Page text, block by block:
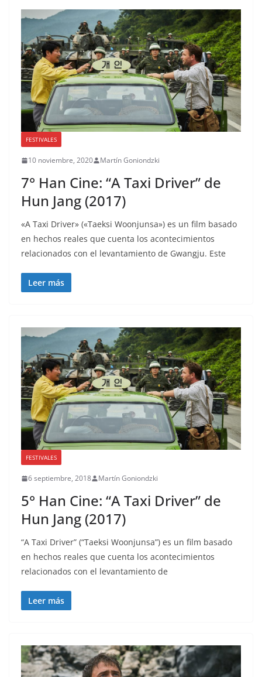
FESTIVALES
10 noviembre, 2020 Martín Goniondzki
7° Han Cine: “A Taxi Driver” de
Hun Jang (2017)
«A Taxi Driver» («Taeksi Woonjunsa») es un film basado
en hechos reales que cuenta los acontecimientos
relacionados con el levantamiento de Gwangju. Este
Leer más
FESTIVALES
6 septiembre, 2018 Martín Goniondzki
5° Han Cine: “A Taxi Driver” de
Hun Jang (2017)
“A Taxi Driver” (“Taeksi Woonjunsa”) es un film basado
en hechos reales que cuenta los acontecimientos
relacionados con el levantamiento de
Leer más